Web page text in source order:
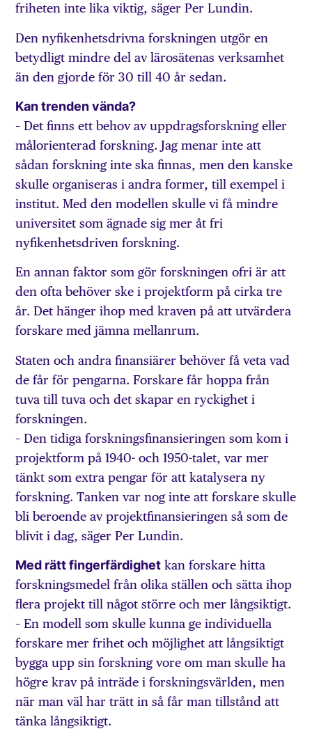
friheten inte lika viktig, säger Per Lundin.
Den nyfikenhetsdrivna forskningen utgör en
betydligt mindre del av lärosätenas verksamhet
än den gjorde för 30 till 40 år sedan.
Kan trenden vända?
– Det finns ett behov av uppdragsforskning eller
mål­orienterad forskning. Jag menar inte att
sådan forskning inte ska finnas, men den kanske
skulle organiseras i andra former, till exempel i
institut. Med den modellen skulle vi få mindre
universitet som ägnade sig mer åt fri
nyfikenhetsdriven forskning.
En annan faktor som gör forskningen ofri är att
den ofta behöver ske i projektform på cirka tre
år. Det hänger ihop med kraven på att utvärdera
forskare med jämna mellanrum.
Staten och andra finansiärer behöver få veta vad
de får för pengarna. Forskare får hoppa från
tuva till tuva och det skapar en ryckighet i
forskningen.
– Den tidiga forskningsfinansieringen som kom i
projektform på 1940- och 1950-talet, var mer
tänkt som extra pengar för att katalysera ny
forskning. Tanken var nog inte att forskare skulle
bli beroende av projektfinansieringen så som de
blivit i dag, säger Per Lundin.
Med rätt fingerfärdighet kan forskare hitta
forskningsmedel från olika ställen och sätta ihop
flera projekt till något större och mer långsiktigt.
– En modell som skulle kunna ge individuella
forskare mer frihet och möjlighet att långsiktigt
bygga upp sin forskning vore om man skulle ha
högre krav på inträde i forskningsvärlden, men
när man väl har trätt in så får man tillstånd att
tänka långsiktigt.